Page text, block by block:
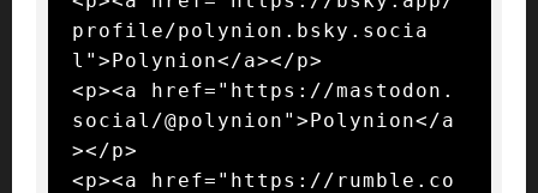
profile/polynion.bsky.socia
l">Polynion</a></p>
<p><a href="https://mastodon.
social/@polynion">Polynion</a
></p>
<p><a href="https://rumble.co